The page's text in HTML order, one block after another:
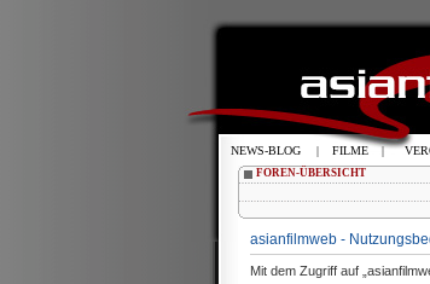
FOREN-ÜBERSICHT
asianfilmweb -
Mit dem Zugriff auf
NEWS-BLOG | FILME |